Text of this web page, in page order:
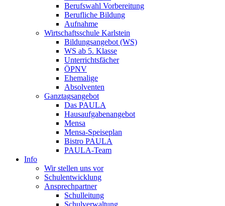
Berufswahl Vorbereitung
Berufliche Bildung
Aufnahme
Wirtschaftsschule Karlstein
Bildungsangebot (WS)
WS ab 5. Klasse
Unterrichtsfächer
ÖPNV
Ehemalige
Absolventen
Ganztagsangebot
Das PAULA
Hausaufgabenangebot
Mensa
Mensa-Speiseplan
Bistro PAULA
PAULA-Team
Info
Wir stellen uns vor
Schulentwicklung
Ansprechpartner
Schulleitung
Schulverwaltung